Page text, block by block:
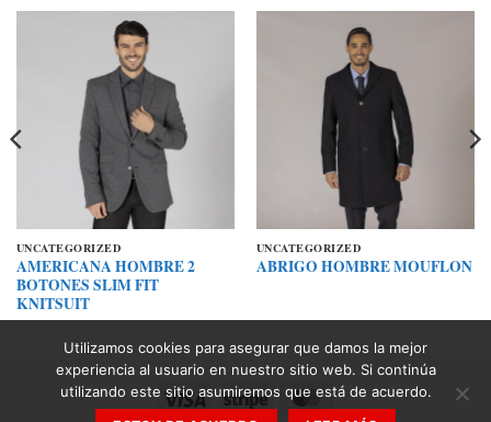
UNCATEGORIZED
AMERICANA HOMBRE 2
BOTONES SLIM FIT
KNITSUIT
UNCATEGORIZED
ABRIGO HOMBRE MOUFLON
Visa Stripe MasterCard
Utilizamos cookies para asegurar que damos la mejor
experiencia al usuario en nuestro sitio web. Si continúa
utilizando este sitio asumiremos que está de acuerdo.